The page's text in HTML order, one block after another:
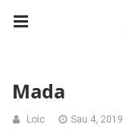
Mada
Loic Sau 4, 2019